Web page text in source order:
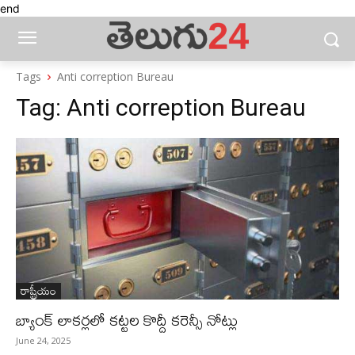
end
Tags Anti correption Bureau
Tag: Anti correption Bureau
రాష్ట్రీయం
బ్యాంక్​ లాకర్లలో కట్టల కొద్దీ కరెన్సీ నోట్లు
June 24, 2025